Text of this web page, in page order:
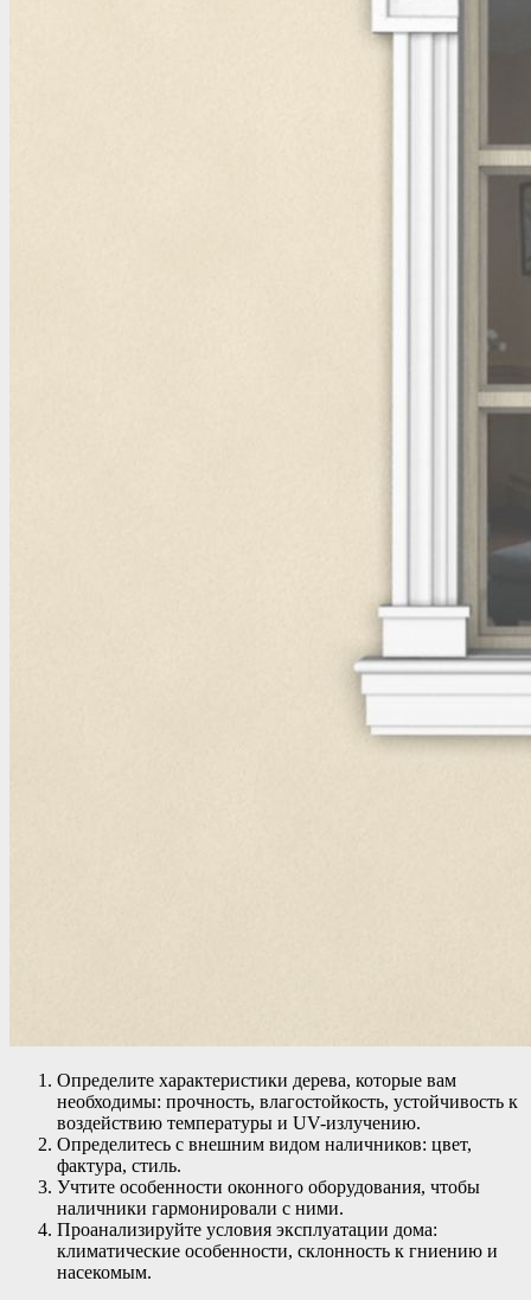
Определите характеристики дерева, которые вам
необходимы: прочность, влагостойкость, устойчивость к
воздействию температуры и UV-излучению.
Определитесь с внешним видом наличников: цвет,
фактура, стиль.
Учтите особенности оконного оборудования, чтобы
наличники гармонировали с ними.
Проанализируйте условия эксплуатации дома:
климатические особенности, склонность к гниению и
насекомым.